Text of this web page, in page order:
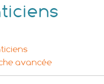
avancée